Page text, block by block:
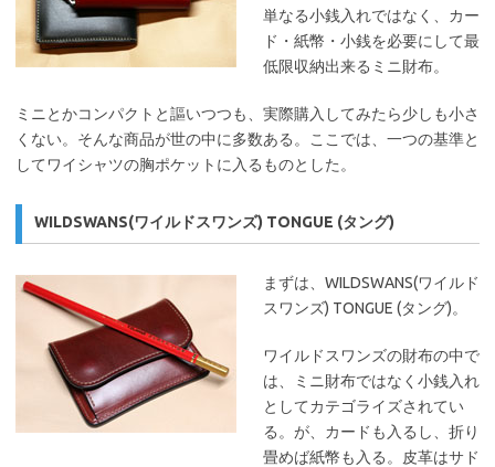
単なる小銭入れではなく、カー
ド・紙幣・小銭を必要にして最
低限収納出来るミニ財布。
ミニとかコンパクトと謳いつつも、実際購入してみたら少しも小さ
くない。そんな商品が世の中に多数ある。ここでは、一つの基準と
してワイシャツの胸ポケットに入るものとした。
WILDSWANS(ワイルドスワンズ) TONGUE (タング)
まずは、WILDSWANS(ワイルド
スワンズ) TONGUE (タング)。
ワイルドスワンズの財布の中で
は、ミニ財布ではなく小銭入れ
としてカテゴライズされてい
る。が、カードも入るし、折り
畳めば紙幣も入る。皮革はサド